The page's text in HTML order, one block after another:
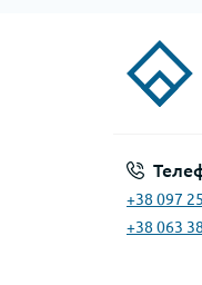
+38 097
+38 063